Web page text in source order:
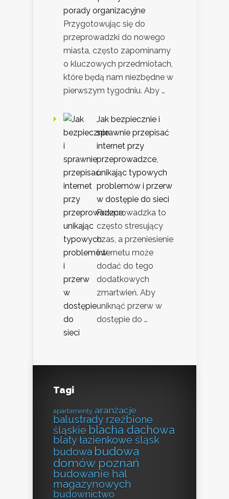
porady organizacyjne
Przygotowując się do
przeprowadzki do nowego
miasta, często zapominamy
o kluczowych przedmiotach,
które będą nam niezbędne w
pierwszym tygodniu. Aby …
Jak bezpiecznie i
sprawnie przepisać
internet przy
przeprowadzce,
unikając typowych
problemów i przerw
w dostępie do sieci
Przeprowadzka to
często stresujący
czas, a przeniesienie
internetu może
dodać do tego
dodatkowych
zmartwień. Aby
uniknąć przerw w
dostępie do …
Tagi
apartamenty aranżacje
balustrady rzeźbione
śląskie blacha dachowa
blaty łazienkowe śląsk
budowa budowa
domów poznań
budowanie hal
magazynowych
budownictwo